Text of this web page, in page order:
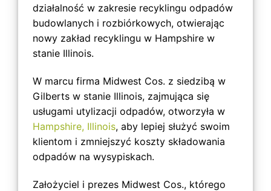
działalność w zakresie recyklingu odpadów
budowlanych i rozbiórkowych, otwierając
nowy zakład recyklingu w Hampshire w
stanie Illinois.
W marcu firma Midwest Cos. z siedzibą w
Gilberts w stanie Illinois, zajmująca się
usługami utylizacji odpadów, otworzyła w
Hampshire, Illinois, aby lepiej służyć swoim
klientom i zmniejszyć koszty składowania
odpadów na wysypiskach.
Założyciel i prezes Midwest Cos., którego